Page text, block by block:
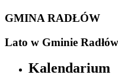
GMINA RADŁÓW
Lato w Gminie Radłów
Kalendarium